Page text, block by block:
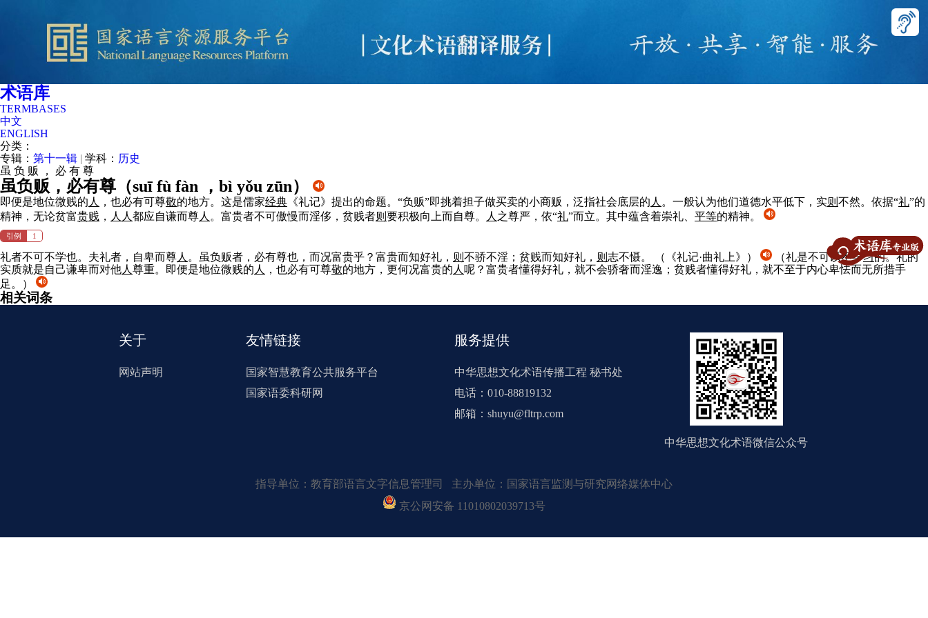
术语库
TERMBASES
中文
ENGLISH
分类：
专辑： 第十一辑 | 学科： 历史
虽 负 贩 ， 必 有 尊
虽负贩，必有尊（suī fù fàn ，bì yǒu zūn）
即便是地位微贱的 人 ，也必有可尊敬的地方。这是儒家经典 《礼记》提出的命题。“负贩”即挑着担子做买卖的小商贩，泛指社会底层的 人 。一般认为他们道德水平低下，实则 不然。依据“礼”的
精神，无论贫富贵贱 ， 人 人 都应自谦而尊人 。富贵者不可傲慢而淫侈，贫贱者则 要积极向上而自尊。 人 之尊严，依“礼”而立。其中蕴含着崇礼、 平等的精神。
引例 1
礼者不可不学也。夫礼者，自卑而尊人 。虽负贩者，必有尊也，而况富贵乎？富贵而知好礼， 则 不骄不淫；贫贱而知好礼， 则 志不慑。 （《礼记·曲礼上》） （礼是不可以不学习的。礼的
实质就是自己谦卑而对他人 尊重。即便是地位微贱的 人 ，也必有可尊敬的地方，更何况富贵的 人 呢？富贵者懂得好礼，就不会骄奢而淫逸；贫贱者懂得好礼，就不至于内心卑怯而无所措手
足。）
相关词条
关于
网站声明
友情链接
国家智慧教育公共服务平台
国家语委科研网
服务提供
中华思想文化术语传播工程 秘书处
电话：010-88819132
邮箱：shuyu@fltrp.com
中华思想文化术语微信公众号
指导单位：教育部语言文字信息管理司 主办单位：国家语言监测与研究网络媒体中心
京公网安备 11010802039713号